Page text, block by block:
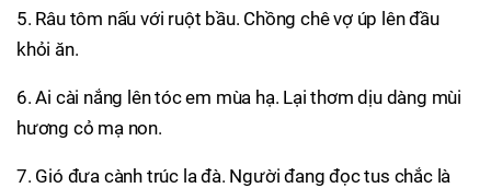
5. Râu tôm nấu với ruột bầu. Chồng chê vợ úp lên đầu
khỏi ăn.
6. Ai cài nắng lên tóc em mùa hạ. Lại thơm dịu dàng mùi
hương cỏ mạ non.
7. Gió đưa cành trúc la đà. Người đang đọc tus chắc là